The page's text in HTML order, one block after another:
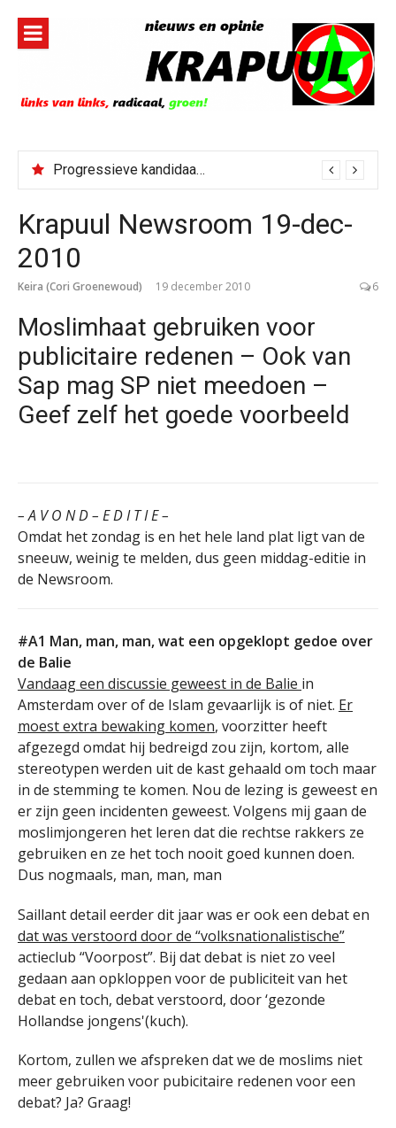
inhoud
Progressieve kandidaat El-Sayed senaatskandidaat Michigan
Krapuul Newsroom 19-dec-
2010
Keira (Cori Groenewoud) 19 december 2010 6
Moslimhaat gebruiken voor
publicitaire redenen – Ook van
Sap mag SP niet meedoen –
Geef zelf het goede voorbeeld
– A V O N D – E D I T I E –
Omdat het zondag is en het hele land plat ligt van de
sneeuw, weinig te melden, dus geen middag-editie in
de Newsroom.
#A1 Man, man, man, wat een opgeklopt gedoe over
de Balie
Vandaag een discussie geweest in de Balie in
Amsterdam over of de Islam gevaarlijk is of niet. Er
moest extra bewaking komen, voorzitter heeft
afgezegd omdat hij bedreigd zou zijn, kortom, alle
stereotypen werden uit de kast gehaald om toch maar
in de stemming te komen. Nou de lezing is geweest en
er zijn geen incidenten geweest. Volgens mij gaan de
moslimjongeren het leren dat die rechtse rakkers ze
gebruiken en ze het toch nooit goed kunnen doen.
Dus nogmaals, man, man, man
Saillant detail eerder dit jaar was er ook een debat en
dat was verstoord door de “volksnationalistische”
actieclub “Voorpost”. Bij dat debat is niet zo veel
gedaan aan opkloppen voor de publiciteit van het
debat en toch, debat verstoord, door ‘gezonde
Hollandse jongens'(kuch).
Kortom, zullen we afspreken dat we de moslims niet
meer gebruiken voor pubicitaire redenen voor een
debat? Ja? Graag!